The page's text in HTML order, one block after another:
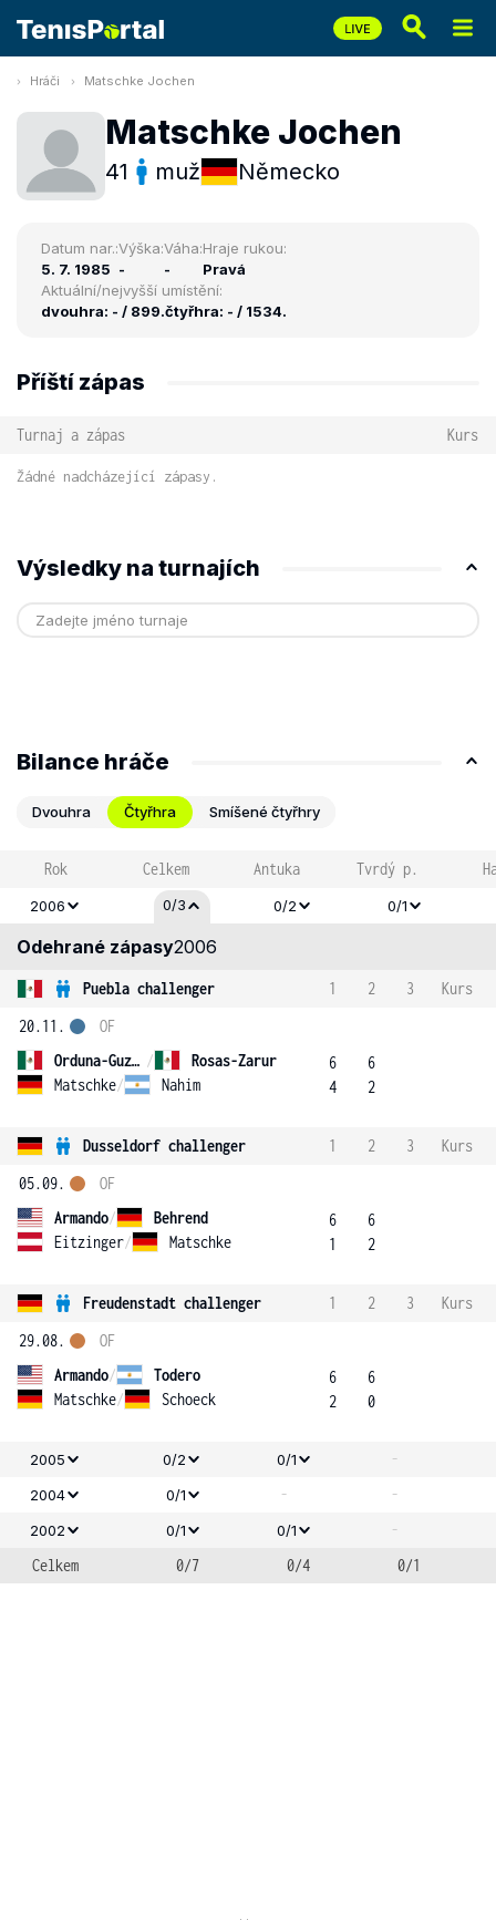
Hráči Matschke Jochen
Matschke Jochen
41 muž Německo
Datum nar.:
5. 7. 1985
Výška:
-
Váha:
-
Hraje rukou:
Pravá
Aktuální/nejvyšší umístění:
dvouhra: - / 899.čtyřhra: - / 1534.
Příští zápas
Turnaj a zápas Kurs
Žádné nadcházející zápasy.
Výsledky na turnajích
Bilance hráče
Dvouhra Čtyřhra Smíšené čtyřhry
Rok Celkem Antuka Tvrdý p.
2006 0/3 0/2 0/1
Odehrané zápasy2006
Puebla challenger 1 2 3
Kurs
20.11.
Orduna-Guzman /
Rosas-Zarur
Matschke/ Nahim
OF
6
4
6
2
Dusseldorf challenger 1 2 3
Kurs
05.09.
Armando/
Behrend
Eitzinger/ Matschke
OF
6
1
6
2
Freudenstadt challenger 1 2 3
Kurs
29.08.
Armando/
Todero
Matschke/ Schoeck
OF
6
2
6
0
2005 0/2 0/1 -
2004 0/1 - -
2002 0/1 0/1
-
Celkem
0/7 0/4 0/1